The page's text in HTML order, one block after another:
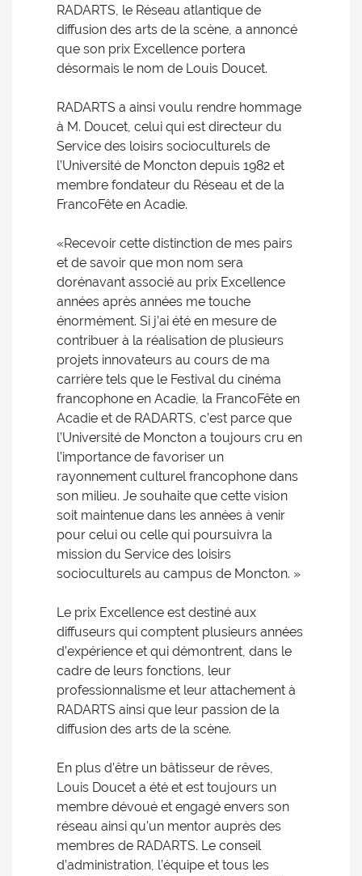
RADARTS, le Réseau atlantique de
diffusion des arts de la scène, a annoncé
que son prix Excellence portera
désormais le nom de Louis Doucet.
RADARTS a ainsi voulu rendre hommage
à M. Doucet, celui qui est directeur du
Service des loisirs socioculturels de
l’Université de Moncton depuis 1982 et
membre fondateur du Réseau et de la
FrancoFête en Acadie.
«Recevoir cette distinction de mes pairs
et de savoir que mon nom sera
dorénavant associé au prix Excellence
années après années me touche
énormément. Si j’ai été en mesure de
contribuer à la réalisation de plusieurs
projets innovateurs au cours de ma
carrière tels que le Festival du cinéma
francophone en Acadie, la FrancoFête en
Acadie et de RADARTS, c’est parce que
l’Université de Moncton a toujours cru en
l’importance de favoriser un
rayonnement culturel francophone dans
son milieu. Je souhaite que cette vision
soit maintenue dans les années à venir
pour celui ou celle qui poursuivra la
mission du Service des loisirs
socioculturels au campus de Moncton. »
Le prix Excellence est destiné aux
diffuseurs qui comptent plusieurs années
d’expérience et qui démontrent, dans le
cadre de leurs fonctions, leur
professionnalisme et leur attachement à
RADARTS ainsi que leur passion de la
diffusion des arts de la scène.
En plus d’être un bâtisseur de rêves,
Louis Doucet a été et est toujours un
membre dévoué et engagé envers son
réseau ainsi qu’un mentor auprès des
membres de RADARTS. Le conseil
d’administration, l’équipe et tous les